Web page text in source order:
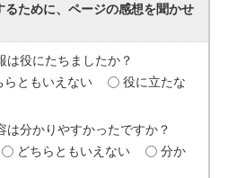
るために、ページの感想を聞かせ
は役にたちましたか？
らともいえない
役に立たな
は分かりやすかったですか？
どちらともいえない
分か